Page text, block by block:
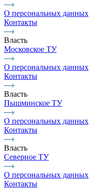
О персональных данных
Контакты
Власть
Московское ТУ
О персональных данных
Контакты
Власть
Пышминское ТУ
О персональных данных
Контакты
Власть
Северное ТУ
О персональных данных
Контакты